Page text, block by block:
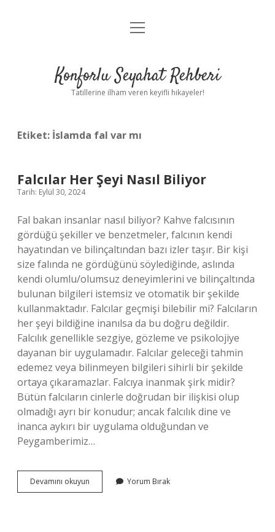
Anasayfa
Yasal Uyarı
menüyü
Konforlu Seyahat Rehberi
Tatillerine ilham veren keyifli hikayeler!
Etiket: İslamda fal var mı
Falcılar Her Şeyi Nasıl Biliyor
Tarih: Eylül 30, 2024
Fal bakan insanlar nasıl biliyor? Kahve falcısının
gördüğü şekiller ve benzetmeler, falcının kendi
hayatından ve bilinçaltından bazı izler taşır. Bir kişi
size falında ne gördüğünü söylediğinde, aslında
kendi olumlu/olumsuz deneyimlerini ve bilinçaltında
bulunan bilgileri istemsiz ve otomatik bir şekilde
kullanmaktadır. Falcılar geçmişi bilebilir mi? Falcıların
her şeyi bildiğine inanılsa da bu doğru değildir.
Falcılık genellikle sezgiye, gözleme ve psikolojiye
dayanan bir uygulamadır. Falcılar geleceği tahmin
edemez veya bilinmeyen bilgileri sihirli bir şekilde
ortaya çıkaramazlar. Falcıya inanmak şirk midir?
Bütün falcıların cinlerle doğrudan bir ilişkisi olup
olmadığı ayrı bir konudur; ancak falcılık dine ve
inanca aykırı bir uygulama olduğundan ve
Peygamberimiz…
Devamını okuyun
Her
Yorum Bırak